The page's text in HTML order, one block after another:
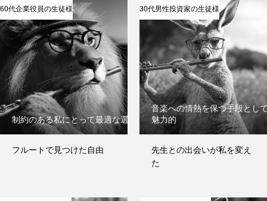
著作権
お問い合わせ 個人情報保護方針 特定商取引法 著作権
60代企業役員の生徒様
制約のある私にとって最適な選択
フルートで見つけた自由
30代男性投資家の生徒様
音楽への情熱を保つ手段とし
魅力的
先生との出会いが私を変え
た